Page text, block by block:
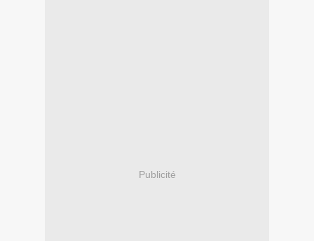
Publicité